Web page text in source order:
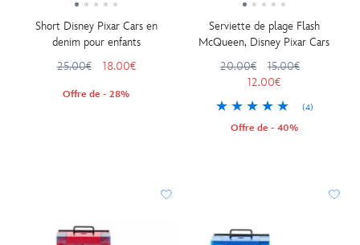
Short Disney Pixar Cars en
denim pour enfants
25.00€
18.00€
Offre de - 28%
Serviette de plage Flash
McQueen, Disney Pixar Cars
20.00€
15.00€
12.00€
(4)
Offre de - 40%